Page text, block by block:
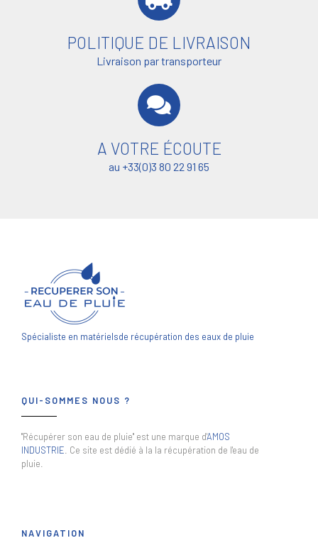
POLITIQUE DE LIVRAISON
Livraison par transporteur
A VOTRE ÉCOUTE
au +33(0)3 80 22 91 65
Spécialiste en matérielsde récupération des eaux de pluie
QUI-SOMMES NOUS ?
"Récupérer son eau de pluie" est une marque d'AMOS
INDUSTRIE . Ce site est dédié à la la récupération de l'eau de
pluie.
NAVIGATION